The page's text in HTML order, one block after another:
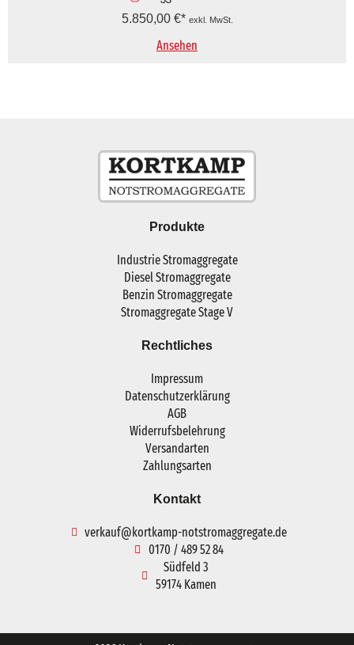
5.850,00 € exkl. MwSt.
Ansehen
Produkte
Industrie Stromaggregate
Diesel Stromaggregate
Benzin Stromaggregate
Stromaggregate Stage V
Rechtliches
Impressum
Datenschutzerklärung
AGB
Widerrufsbelehrung
Versandarten
Zahlungsarten
Kontakt
verkauf@kortkamp-notstromaggregate.de
0170 / 489 52 84
Südfeld 3
59174 Kamen